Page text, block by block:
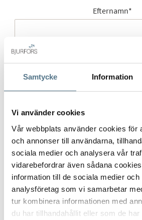
Samtycke Information
Vi använder cookies
Vår webbplats använder cookies för
och annonser till användarna,
sociala medier och analysera vår
vidarebefordrar även sådana
information till de sociala medier och
analysföretag som vi samarbetar
tur kombinera informationen med
du har tillhandahållit eller som de
Efternamn*
Mobilnummer*
Gatuadress (Välj